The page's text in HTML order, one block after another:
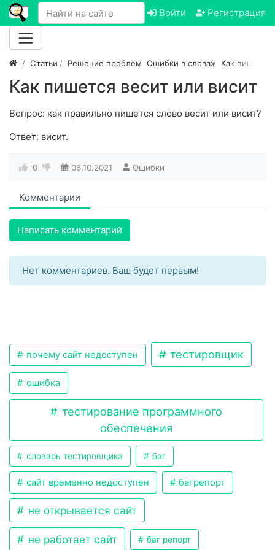
Войти Регистрация
Статьи Решение проблем Ошибки в словах Как пишется
Как пишется весит или висит
Вопрос: как правильно пишется слово весит или висит?
Ответ: висит.
0 06.10.2021 Ошибки
Комментарии
Написать комментарий
Нет комментариев. Ваш будет первым!
почему сайт недоступен тестировщик
ошибка
тестирование программного
обеспечения
словарь тестировщика баг
сайт временно недоступен багрепорт
не открывается сайт
не работает сайт баг репорт